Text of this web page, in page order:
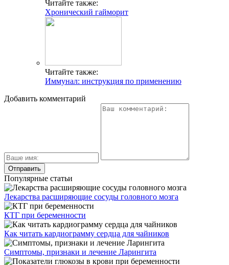
Читайте также:
Хронический гайморит
Читайте также:
Иммунал: инструкция по применению
Добавить комментарий
Популярные статьи
Лекарства расширяющие сосуды головного мозга
КТГ при беременности
Как читать кардиограмму сердца для чайников
Симптомы, признаки и лечение Ларингита